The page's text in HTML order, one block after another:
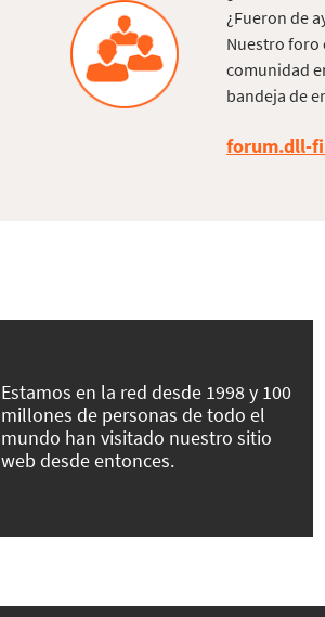
¿Fueron de
Nuestro foro
comunidad
bandeja de
forum.dll-
Estamos en la red desde 1998 y 100
millones de personas de todo el
mundo han visitado nuestro sitio
web desde entonces.